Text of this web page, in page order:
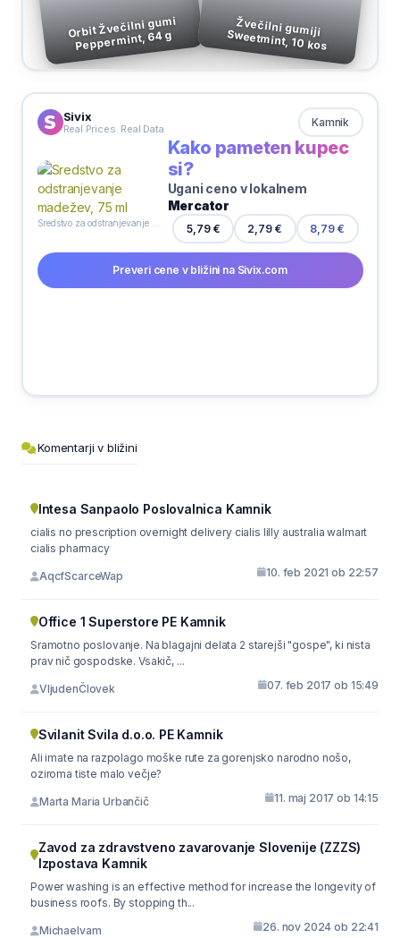
Orbit Žvečilni gumi
Peppermint, 64 g
Žvečilni gumiji
Sweetmint, 10 kos
Sivix
Real Prices. Real Data Kamnik
Kako pameten kupec
si?
Ugani ceno v lokalnem
Mercator
5,79 € 2,79 € 8,79 €
Preveri cene v bližini na Sivix.com
Komentarji v bližini
Intesa Sanpaolo Poslovalnica Kamnik
cialis no prescription overnight delivery cialis lilly australia walmart
cialis pharmacy
AqcfScarceWap 10. feb 2021 ob 22:57
Office 1 Superstore PE Kamnik
Sramotno poslovanje. Na blagajni delata 2 starejši "gospe", ki nista
prav nič gospodske. Vsakič, ...
VljudenČlovek 07. feb 2017 ob 15:49
Svilanit Svila d.o.o. PE Kamnik
Ali imate na razpolago moške rute za gorenjsko narodno nošo,
oziroma tiste malo večje?
Marta Maria Urbančič 11. maj 2017 ob 14:15
Zavod za zdravstveno zavarovanje Slovenije (ZZZS)
Izpostava Kamnik
Power washing is an effective method for increase the longevity of
business roofs. By stopping th...
Michaelvam 26. nov 2024 ob 22:41